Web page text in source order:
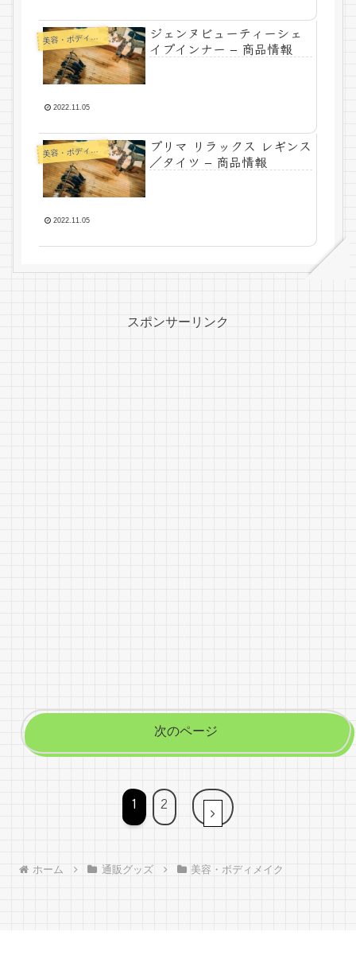
美
容・ボディメイク
ジェンヌビューティーシェ
イプインナー – 商品情報
2022.11.05
美
容・ボディメイク
プリマ リラックス レギンス
／タイツ – 商品情報
2022.11.05
スポンサーリンク
次のページ
1 2
次へ
ホーム 通販グッズ 美容・ボディメイク